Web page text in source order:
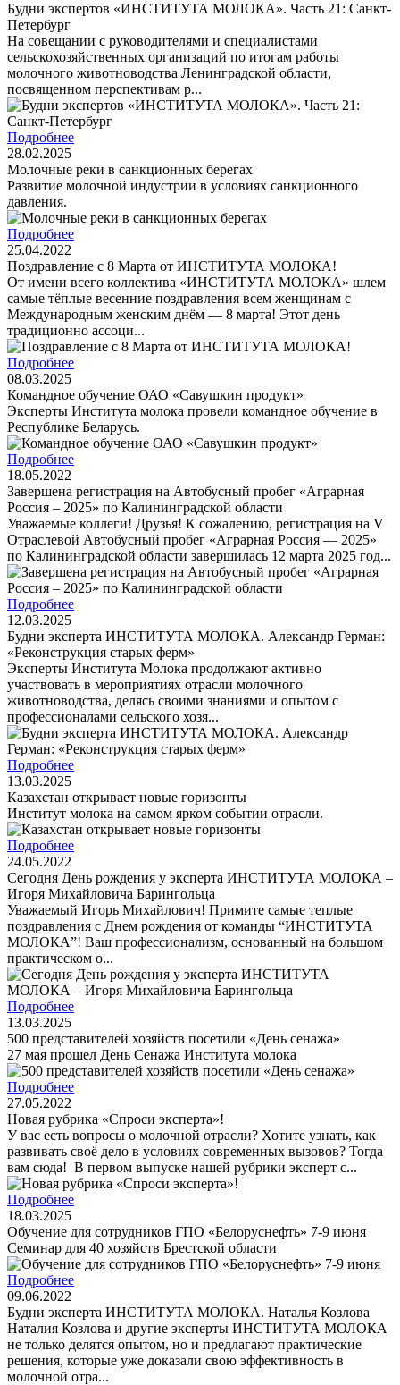
Будни экспертов «ИНСТИТУТА МОЛОКА». Часть 21: Санкт-
Петербург
На совещании с руководителями и специалистами
сельскохозяйственных организаций по итогам работы
молочного животноводства Ленинградской области,
посвященном перспективам р...
Подробнее
28.02.2025
Молочные реки в санкционных берегах
Развитие молочной индустрии в условиях санкционного
давления.
Подробнее
25.04.2022
Поздравление с 8 Марта от ИНСТИТУТА МОЛОКА!
От имени всего коллектива «ИНСТИТУТА МОЛОКА» шлем
самые тёплые весенние поздравления всем женщинам с
Международным женским днём — 8 марта! Этот день
традиционно ассоци...
Подробнее
08.03.2025
Командное обучение ОАО «Савушкин продукт»
Эксперты Института молока провели командное обучение в
Республике Беларусь.
Подробнее
18.05.2022
Завершена регистрация на Автобусный пробег «Аграрная
Россия – 2025» по Калининградской области
Уважаемые коллеги! Друзья! К сожалению, регистрация на V
Отраслевой Автобусный пробег «Аграрная Россия — 2025»
по Калининградской области завершилась 12 марта 2025 год...
Подробнее
12.03.2025
Будни эксперта ИНСТИТУТА МОЛОКА. Александр Герман:
«Реконструкция старых ферм»
Эксперты Института Молока продолжают активно
участвовать в мероприятиях отрасли молочного
животноводства, делясь своими знаниями и опытом с
профессионалами сельского хозя...
Подробнее
13.03.2025
Казахстан открывает новые горизонты
Институт молока на самом ярком событии отрасли.
Подробнее
24.05.2022
Сегодня День рождения у эксперта ИНСТИТУТА МОЛОКА –
Игоря Михайловича Барингольца
Уважаемый Игорь Михайлович! Примите самые теплые
поздравления с Днем рождения от команды “ИНСТИТУТА
МОЛОКА”! Ваш профессионализм, основанный на большом
практическом о...
Подробнее
13.03.2025
500 представителей хозяйств посетили «День сенажа»
27 мая прошел День Cенажа Института молока
Подробнее
27.05.2022
Новая рубрика «Спроси эксперта»!
У вас есть вопросы о молочной отрасли? Хотите узнать, как
развивать своё дело в условиях современных вызовов? Тогда
вам сюда! В первом выпуске нашей рубрики эксперт с...
Подробнее
18.03.2025
Обучение для сотрудников ГПО «Белоруснефть» 7-9 июня
Семинар для 40 хозяйств Брестской области
Подробнее
09.06.2022
Будни эксперта ИНСТИТУТА МОЛОКА. Наталья Козлова
Наталия Козлова и другие эксперты ИНСТИТУТА МОЛОКА
не только делятся опытом, но и предлагают практические
решения, которые уже доказали свою эффективность в
молочной отра...